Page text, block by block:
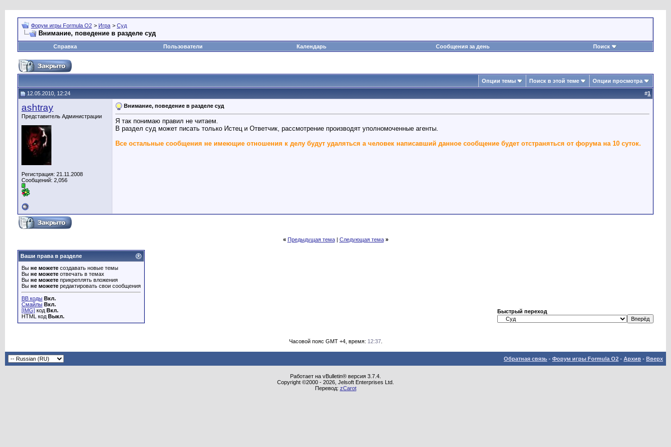
Форум игры Formula O2 > Игра > Суд
Внимание, поведение в разделе суд
Справка Пользователи Календарь Сообщения за день Поиск
Опции темы Поиск в этой теме Опции просмотра
12.05.2010, 12:24 #1
ashtray
Представитель Администрации
Регистрация: 21.11.2008
Сообщений: 2,056
Внимание, поведение в разделе суд
Я так понимаю правил не читаем.
В раздел суд может писать только Истец и Ответчик, рассмотрение производят уполномоченные агенты.
Все остальные сообщения не имеющие отношения к делу будут удаляться а человек написавший данное сообщение будет отстраняться от форума на 10 суток.
« Предыдущая тема| Следующая тема »
Ваши права в разделе
Вы не можете создавать новые темы
Вы не можете отвечать в темах
Вы не можете прикреплять вложения
Вы не можете редактировать свои сообщения
BB коды Вкл.
Смайлы Вкл.
[IMG] код Вкл.
HTML код Выкл.
Быстрый переход
Часовой пояс GMT +4, время: 12:37.
Обратная связь - Форум игры Formula O2 - Архив - Вверх
Работает на vBulletin® версия 3.7.4.
Copyright ©2000 - 2026, Jelsoft Enterprises Ltd.
Перевод: zCarot